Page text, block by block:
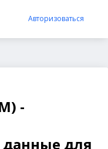
Авторизоваться
-
данные для